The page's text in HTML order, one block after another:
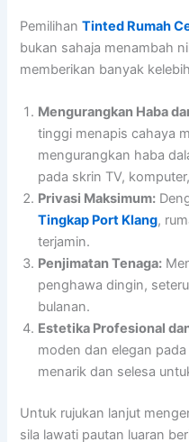
PemilihanTinted Rumah
bukan sahaja menambah
memberikan banyak
Mengurangkan Haba
tinggi menapis cahaya
mengurangkan haba
pada skrin TV,
Privasi Maksimum:
Tingkap Port Klang,
terjamin.
Penjimatan Tenaga:
penghawa dingin,
bulanan.
Estetika Profesional
moden dan elegan
menarik dan selesa
Untuk rujukan lanjut
sila lawati pautan luaran